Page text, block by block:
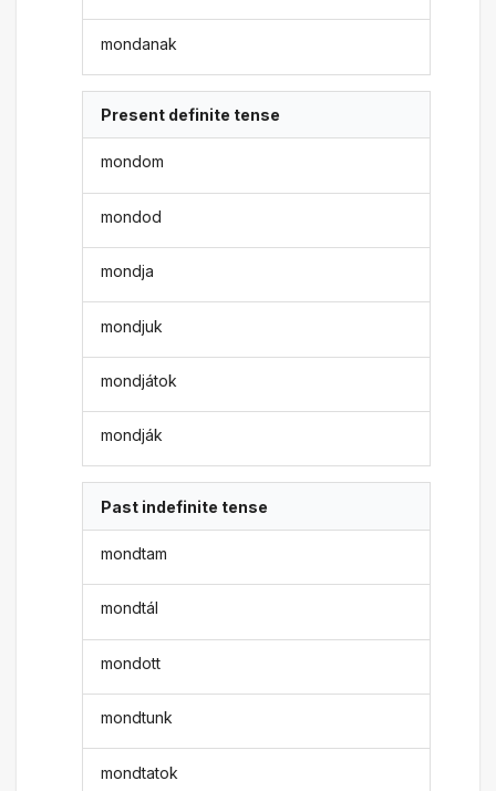
mondanak
Present definite tense
mondom
mondod
mondja
mondjuk
mondjátok
mondják
Past indefinite tense
mondtam
mondtál
mondott
mondtunk
mondtatok